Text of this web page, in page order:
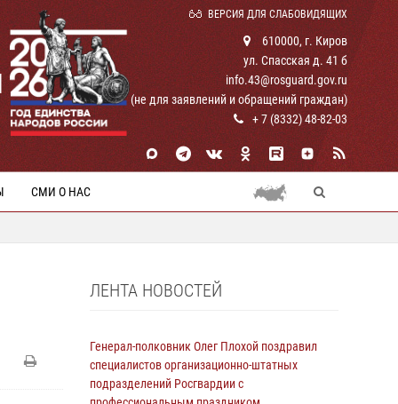
ВЕРСИЯ ДЛЯ СЛАБОВИДЯЩИХ
610000, г. Киров
ул. Спасская д. 41 б
info.43@rosguard.gov.ru
(не для заявлений и обращений граждан)
+ 7 (8332) 48-82-03
СМИ О НАС
ЛЕНТА НОВОСТЕЙ
Генерал-полковник Олег Плохой поздравил
специалистов организационно-штатных
подразделений Росгвардии с